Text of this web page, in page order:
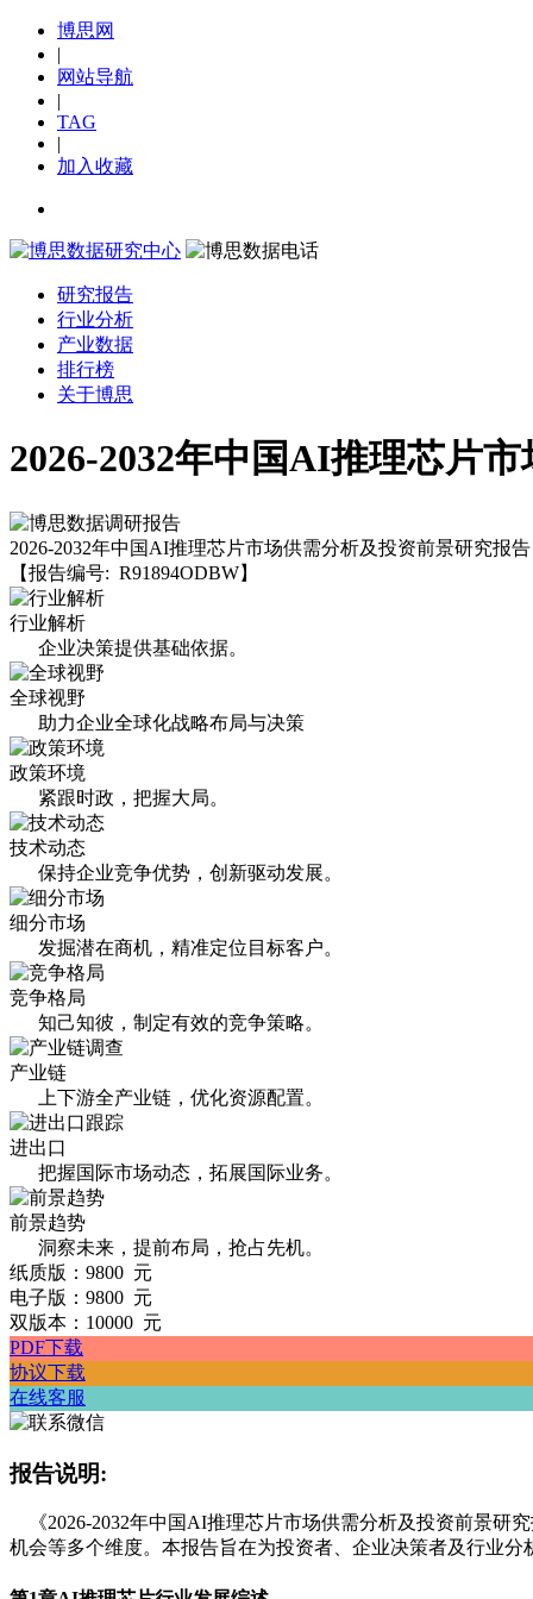
博思网
|
网站导航
|
TAG
|
加入收藏
研究报告
行业分析
产业数据
排行榜
关于博思
2026-2032年中国AI推理芯片
2026-2032年中国AI推理芯片市场供需分析及投资前景研究报告
【报告编号: R91894ODBW】
行业解析
企业决策提供基础依据。
全球视野
助力企业全球化战略布局与决策
政策环境
紧跟时政，把握大局。
技术动态
保持企业竞争优势，创新驱动发展。
细分市场
发掘潜在商机，精准定位目标客户。
竞争格局
知己知彼，制定有效的竞争策略。
产业链
上下游全产业链，优化资源配置。
进出口
把握国际市场动态，拓展国际业务。
前景趋势
洞察未来，提前布局，抢占先机。
纸质版：9800 元
电子版：9800 元
双版本：10000 元
PDF下载
协议下载
在线客服
报告说明:
《2026-2032年中国AI推理芯片市场供需分析及投资前景研
机会等多个维度。本报告旨在为投资者、企业决策者及行业